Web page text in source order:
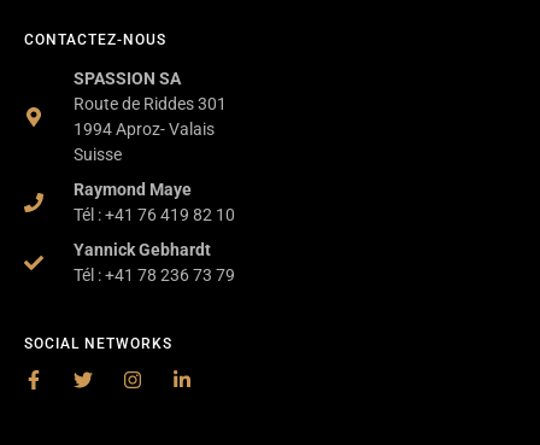
SOCIAL NETWORKS
CONTACTEZ-NOUS
SPASSION SA
Route de Riddes 301
1994 Aproz- Valais
Suisse
Raymond Maye
Tél : +41 76 419 82 10
Yannick Gebhardt
Tél : +41 78 236 73 79